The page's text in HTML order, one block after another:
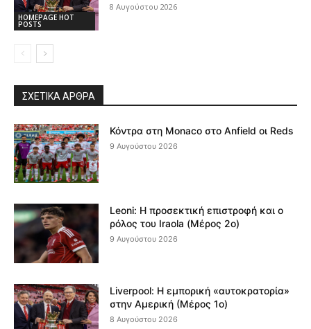
HOMEPAGE HOT
POSTS
8 Αυγούστου 2026
ΣΧΕΤΙΚΆ ΆΡΘΡΑ
Κόντρα στη Monaco στο Anfield οι Reds
9 Αυγούστου 2026
Leoni: Η προσεκτική επιστροφή και ο
ρόλος του Iraola (Μέρος 2ο)
9 Αυγούστου 2026
Liverpool: Η εμπορική «αυτοκρατορία»
στην Αμερική (Μέρος 1ο)
8 Αυγούστου 2026